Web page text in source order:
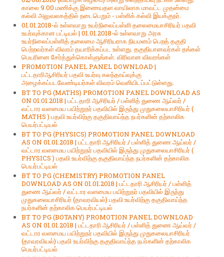
காலை 9.00 மணிக்கு இணையதள வாயிலாக மாவட்ட முதன்மை
கல்வி அலுவலகத்தில் நடைபெறும் - பள்ளிக் கல்வி இயக்குநர்.
01.01.2018-ல் உள்ளவாறு உயர்நிலைப்பள்ளி தலைமையாசிரியர் பதவி
உயர்வுக்கான பட்டியல் | 01.01.2018-ல் உள்ளவாறு அரசு
உயர்நிலைப்பள்ளித் தலைமை ஆசிரியராக நியமனம் பெறத் தகுதி
பெற்றவர்கள் விவரம் தயாரிக்கப்பட உள்ளது. தகுதியானவர்கள் தங்கள்
பெயரினை சேர்த்துக்கொள்ளுங்கள். விரிவான விவரங்கள்
PROMOTION PANEL PANEL DOWNLOAD |
பட்டதாரிஆசிரியர் பதவி உயர்வு கலந்தாய்வுக்கு
அழைக்கப்படவேண்டியர்கள் விவரம் வெளியிடப்பட்டுள்ளது.
BT TO PG (MATHS) PROMOTION PANEL DOWNLOAD AS
ON 01.01.2018 | பட்டதாரி ஆசிரியர் / பள்ளித் துணை ஆய்வர் /
வட்டார வளமைய பயிற்றுநர் பதவியில் இருந்து முதுகலையாசிரியர் (
MATHS ) பதவி உயர்விற்கு தகுதிவாய்ந்த நபர்களின் தற்காலிக
பெயர்பட்டியல்
BT TO PG (PHYSICS) PROMOTION PANEL DOWNLOAD
AS ON 01.01.2018 | பட்டதாரி ஆசிரியர் / பள்ளித் துணை ஆய்வர் /
வட்டார வளமைய பயிற்றுநர் பதவியில் இருந்து முதுகலையாசிரியர் (
PHYSICS ) பதவி உயர்விற்கு தகுதிவாய்ந்த நபர்களின் தற்காலிக
பெயர்பட்டியல்
BT TO PG (CHEMISTRY) PROMOTION PANEL
DOWNLOAD AS ON 01.01.2018 | பட்டதாரி ஆசிரியர் / பள்ளித்
துணை ஆய்வர் / வட்டார வளமைய பயிற்றுநர் பதவியில் இருந்து
முதுகலையாசிரியர் (தாவரவியல்) பதவி உயர்விற்கு தகுதிவாய்ந்த
நபர்களின் தற்காலிக பெயர்பட்டியல்
BT TO PG (BOTANY) PROMOTION PANEL DOWNLOAD
AS ON 01.01.2018 | பட்டதாரி ஆசிரியர் / பள்ளித் துணை ஆய்வர் /
வட்டார வளமைய பயிற்றுநர் பதவியில் இருந்து முதுகலையாசிரியர்
(தாவரவியல்) பதவி உயர்விற்கு தகுதிவாய்ந்த நபர்களின் தற்காலிக
பெயர்பட்டியல்